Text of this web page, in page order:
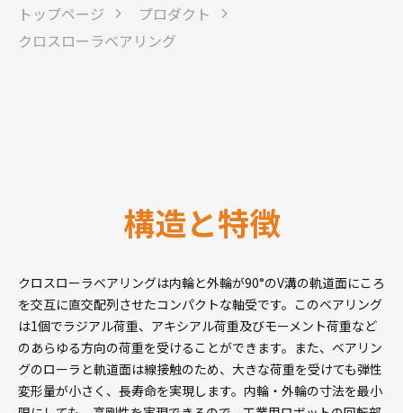
トップページ
プロダクト
クロスローラベアリング
構造と特徴
クロスローラベアリングは内輪と外輪が90°のV溝の軌道面にころ
を交互に直交配列させたコンパクトな軸受です。このベアリング
は1個でラジアル荷重、アキシアル荷重及びモーメント荷重など
のあらゆる方向の荷重を受けることができます。また、ベアリン
グのローラと軌道面は線接触のため、大きな荷重を受けても弾性
変形量が小さく、長寿命を実現します。内輪・外輪の寸法を最小